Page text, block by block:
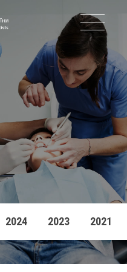
ПРО
ІСТОРІЯ
ПОДІЇ
БЛОГ
2024 2023 2021